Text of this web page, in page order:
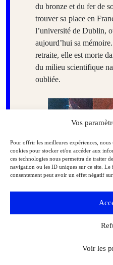
Vos
Pour offrir les meilleures expériences, nous
cookies pour stocker et/ou accéder aux
ces technologies nous permettra de traiter
navigation ou les ID uniques sur ce site. Le
consentement peut avoir un effet négatif
Voir les
du bronze et du fer de
trouver sa place en
l’université de Dublin,
aujourd’hui sa
retraite, elle est morte
du milieu scientifique
oubliée.